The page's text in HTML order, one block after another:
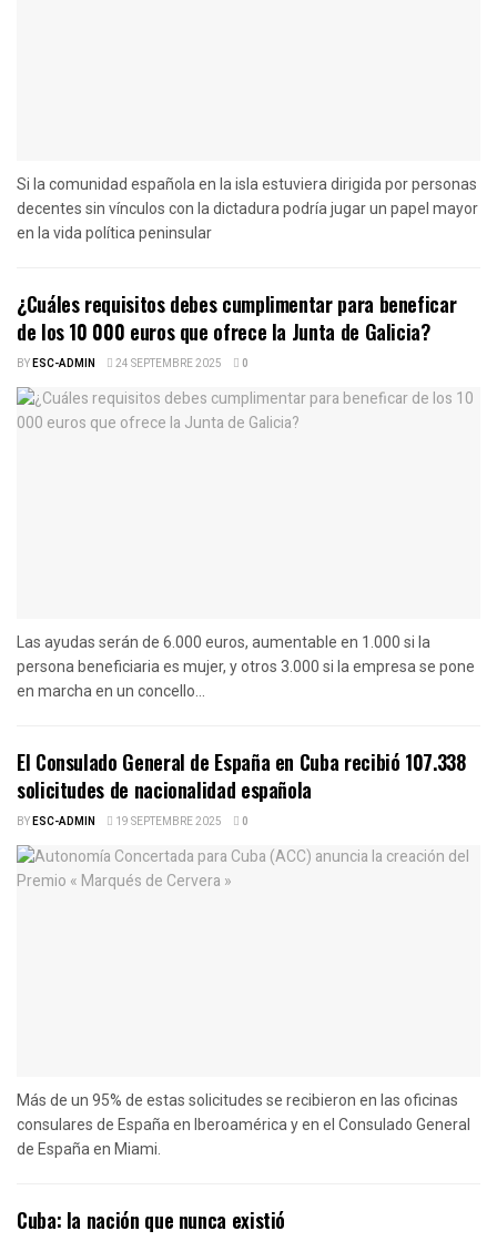
Si la comunidad española en la isla estuviera dirigida por personas
decentes sin vínculos con la dictadura podría jugar un papel mayor
en la vida política peninsular
¿Cuáles requisitos debes cumplimentar para beneficar
de los 10 000 euros que ofrece la Junta de Galicia?
BYESC-ADMIN 24 SEPTEMBRE 2025 0
Las ayudas serán de 6.000 euros, aumentable en 1.000 si la
persona beneficiaria es mujer, y otros 3.000 si la empresa se pone
en marcha en un concello...
El Consulado General de España en Cuba recibió 107.338
solicitudes de nacionalidad española
BYESC-ADMIN 19 SEPTEMBRE 2025 0
Más de un 95% de estas solicitudes se recibieron en las oficinas
consulares de España en Iberoamérica y en el Consulado General
de España en Miami.
Cuba: la nación que nunca existió